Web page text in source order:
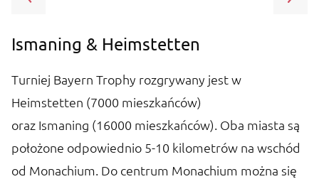
Ismaning & Heimstetten
Turniej Bayern Trophy rozgrywany jest w
Heimstetten (7000 mieszkańców)
oraz Ismaning (16000 mieszkańców). Oba miasta są
położone odpowiednio 5-10 kilometrów na wschód
od Monachium. Do centrum Monachium można się